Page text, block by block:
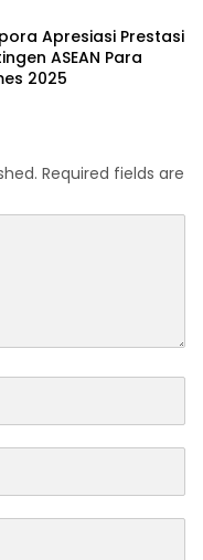
Apresiasi Prestasi
ASEAN Para
Games 2025
Required fields are